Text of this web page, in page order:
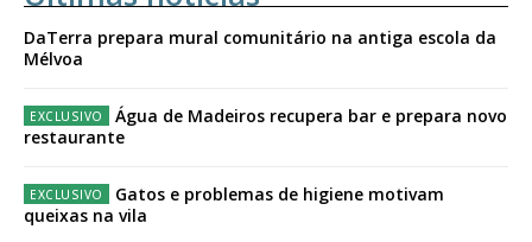
DaTerra prepara mural comunitário na antiga escola da
Mélvoa
Água de Madeiros recupera bar e prepara novo
restaurante
Gatos e problemas de higiene motivam
queixas na vila